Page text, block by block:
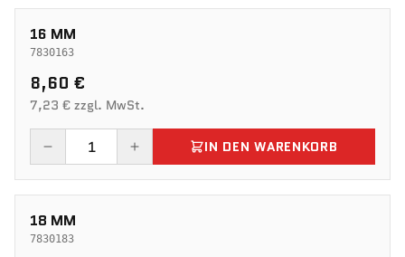
16 MM
7830163
8,60 €
7,23 € zzgl. MwSt.
IN DEN WARENKORB
18 MM
7830183